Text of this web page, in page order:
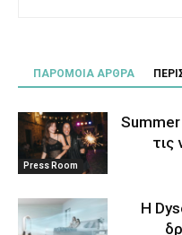
ΠΑΡΟΜΟΙΑ ΑΡΘΡΑ
Press Room
τις
Η